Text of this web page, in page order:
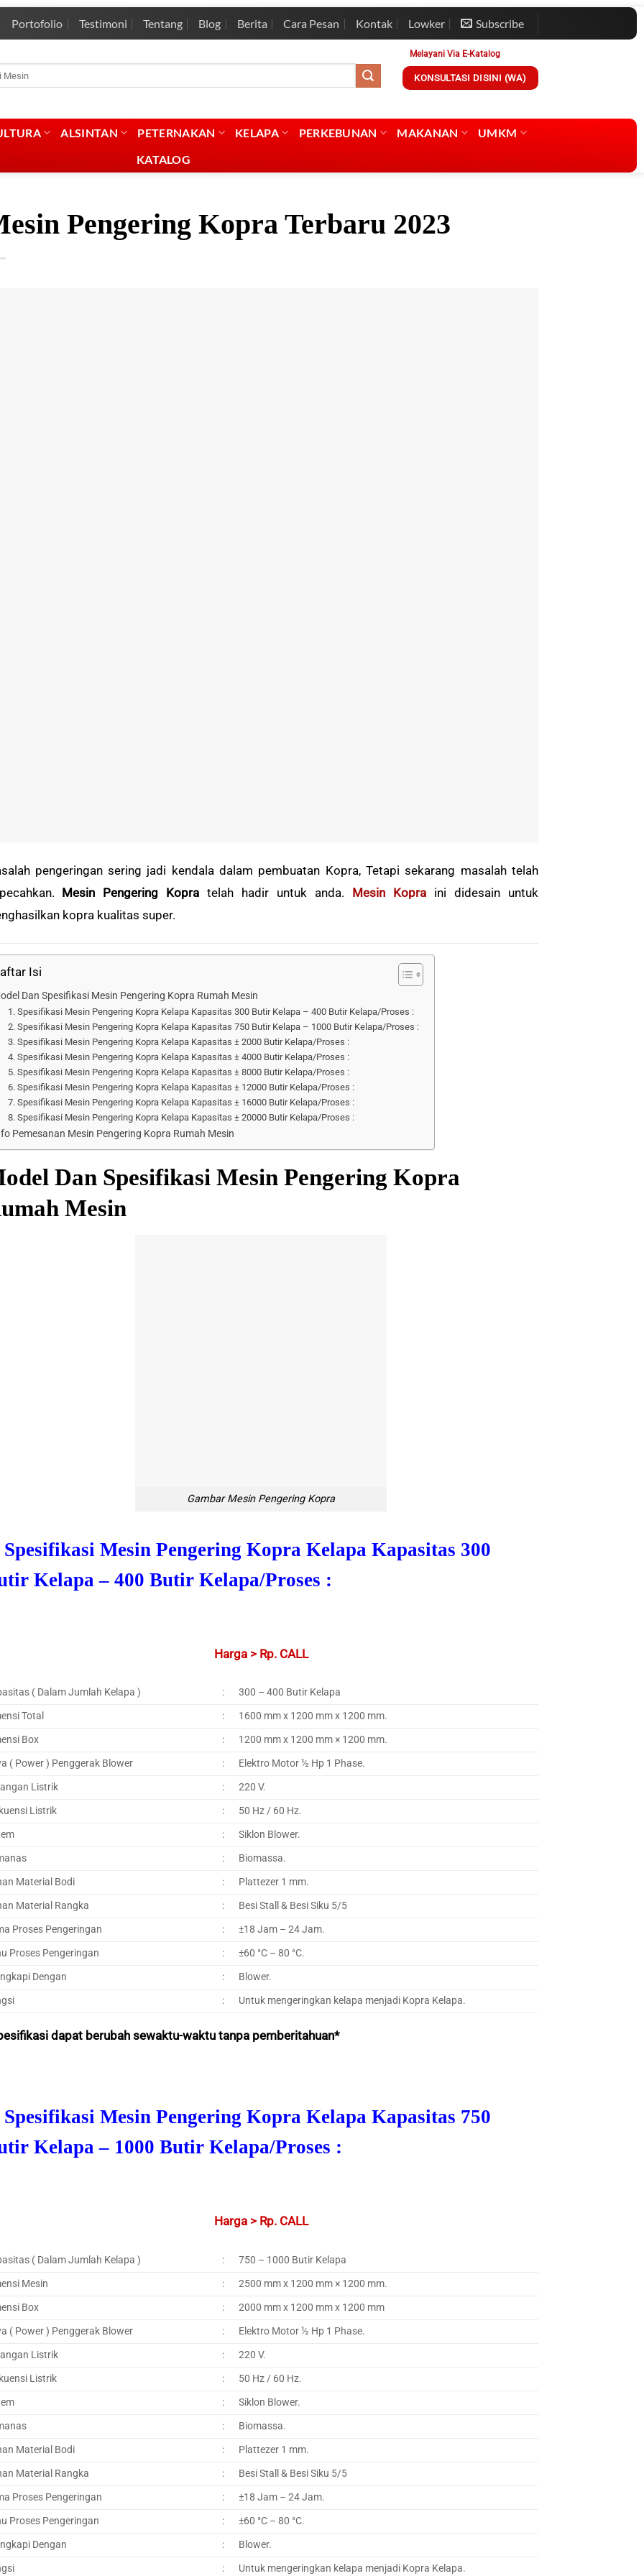
Portofolio Testimoni Tentang Blog Berita Cara Pesan Kontak Lowker Subscribe
Melayani Via E-Katalog
KONSULTASI DISINI (WA)
ALSINTAN PETERNAKAN KELAPA PERKEBUNAN MAKANAN
UMKM
KATALOG
Pengering Kopra Terbaru 2023
pengeringan sering jadi kendala dalam pembuatan Kopra, Tetapi sekarang masalah telah
Mesin Pengering Kopratelah hadir untuk anda. Mesin Kopra ini didesain untuk
kopra kualitas super.
Isi
Dan Spesifikasi Mesin Pengering Kopra Rumah Mesin
1. Spesifikasi Mesin Pengering Kopra Kelapa Kapasitas 300 Butir Kelapa – 400 Butir Kelapa/Proses :
2. Spesifikasi Mesin Pengering Kopra Kelapa Kapasitas 750 Butir Kelapa – 1000 Butir Kelapa/Proses :
3. Spesifikasi Mesin Pengering Kopra Kelapa Kapasitas ± 2000 Butir Kelapa/Proses :
4. Spesifikasi Mesin Pengering Kopra Kelapa Kapasitas ± 4000 Butir Kelapa/Proses :
5. Spesifikasi Mesin Pengering Kopra Kelapa Kapasitas ± 8000 Butir Kelapa/Proses :
6. Spesifikasi Mesin Pengering Kopra Kelapa Kapasitas ± 12000 Butir Kelapa/Proses :
7. Spesifikasi Mesin Pengering Kopra Kelapa Kapasitas ± 16000 Butir Kelapa/Proses :
8. Spesifikasi Mesin Pengering Kopra Kelapa Kapasitas ± 20000 Butir Kelapa/Proses :
Pemesanan Mesin Pengering Kopra Rumah Mesin
Dan Spesifikasi Mesin Pengering Kopra
Mesin
Gambar Mesin Pengering Kopra
Spesifikasi Mesin Pengering Kopra Kelapa Kapasitas 300
Kelapa – 400 Butir Kelapa/Proses :
Harga > Rp. CALL
( Dalam Jumlah Kelapa ) :
300 – 400 Butir Kelapa
Total
:
1600 mm x 1200 mm x 1200 mm.
Box
:
1200 mm x 1200 mm × 1200 mm.
( Power ) Penggerak Blower
:
Elektro Motor ½ Hp 1 Phase.
Listrik
:
220 V.
Listrik
:
50 Hz / 60 Hz.
:
Siklon Blower.
:
Biomassa.
Material Bodi
:
Plattezer 1 mm.
Material Rangka
:
Besi Stall & Besi Siku 5/5
Proses Pengeringan
:
±18 Jam – 24 Jam.
Proses Pengeringan
:
±60 °C – 80 °C.
Dengan
:
Blower.
: Untuk mengeringkan kelapa menjadi Kopra Kelapa.
dapat berubah sewaktu-waktu tanpa pemberitahuan*
Spesifikasi Mesin Pengering Kopra Kelapa Kapasitas 750
Kelapa – 1000 Butir Kelapa/Proses :
Harga > Rp. CALL
( Dalam Jumlah Kelapa ) :
750 – 1000 Butir Kelapa
Mesin
:
2500 mm x 1200 mm × 1200 mm.
Box
:
2000 mm x 1200 mm x 1200 mm
( Power ) Penggerak Blower
:
Elektro Motor ½ Hp 1 Phase.
Listrik
:
220 V.
Listrik
:
50 Hz / 60 Hz.
:
Siklon Blower.
:
Biomassa.
Material Bodi
:
Plattezer 1 mm.
Material Rangka
:
Besi Stall & Besi Siku 5/5
Proses Pengeringan
:
±18 Jam – 24 Jam.
Proses Pengeringan
:
±60 °C – 80 °C.
Dengan
:
Blower.
: Untuk mengeringkan kelapa menjadi Kopra Kelapa.